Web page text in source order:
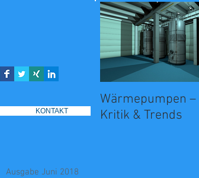
KONTAKT
Ausgabe Juni 2018
Wärmepumpen
Kritik & Trends
KONTAKT